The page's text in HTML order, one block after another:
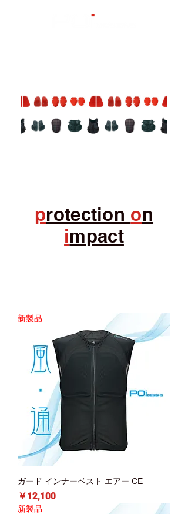
​protection on
impact
新製品
ガード インナーベスト エアー CE
価格
￥12,100
新製品